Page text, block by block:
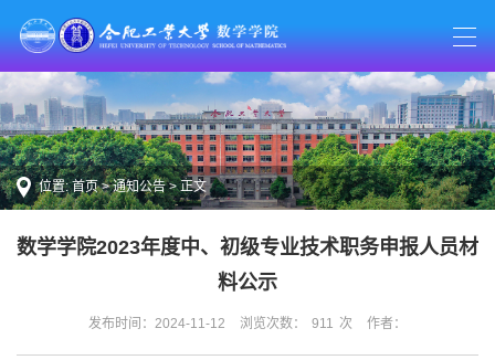
位置:首页>通知公告> 正文
数学学院2023年度中、初级专业技术职务申报人员材
料公示
发布时间：2024-11-12 浏览次数： 911 次 作者：